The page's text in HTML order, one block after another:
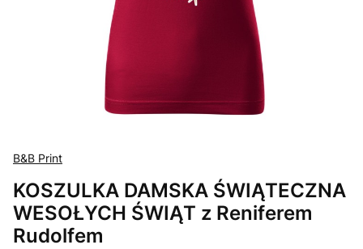
B&B Print
KOSZULKA DAMSKA ŚWIĄTECZNA
WESOŁYCH ŚWIĄT z Reniferem
Rudolfem